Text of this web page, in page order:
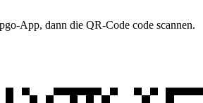
App, dann die QR-Code code scannen.